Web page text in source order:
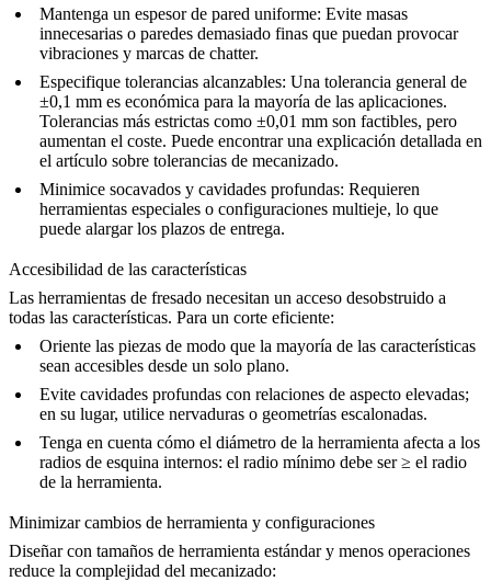
Mantenga un espesor de pared uniforme: Evite masas
innecesarias o paredes demasiado finas que puedan provocar
vibraciones y marcas de chatter.
Especifique tolerancias alcanzables: Una tolerancia general de
±0,1 mm es económica para la mayoría de las aplicaciones.
Tolerancias más estrictas como ±0,01 mm son factibles, pero
aumentan el coste. Puede encontrar una explicación detallada en
el artículo sobre tolerancias de mecanizado.
Minimice socavados y cavidades profundas: Requieren
herramientas especiales o configuraciones multieje, lo que
puede alargar los plazos de entrega.
Accesibilidad de las características
Las herramientas de fresado necesitan un acceso desobstruido a
todas las características. Para un corte eficiente:
Oriente las piezas de modo que la mayoría de las características
sean accesibles desde un solo plano.
Evite cavidades profundas con relaciones de aspecto elevadas;
en su lugar, utilice nervaduras o geometrías escalonadas.
Tenga en cuenta cómo el diámetro de la herramienta afecta a los
radios de esquina internos: el radio mínimo debe ser ≥ el radio
de la herramienta.
Minimizar cambios de herramienta y configuraciones
Diseñar con tamaños de herramienta estándar y menos operaciones
reduce la complejidad del mecanizado: